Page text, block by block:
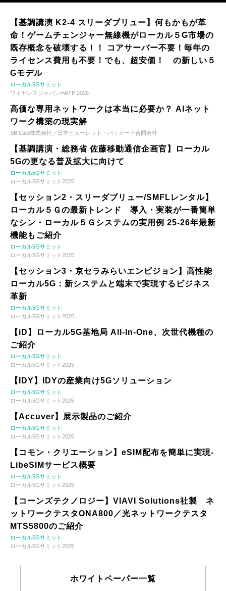
【基調講演 K2-4 スリーダブリュー】何もかもが革
命！ゲームチェンジャー無線機がローカル５G市場の
既存概念を破壊する！！ コアサーバー不要！毎年の
ライセンス費用も不要！でも、超安価！ の新しい５
Gモデル
ローカル5Gサミット
ワイヤレスジャパン×WTP 2026
高価な専用ネットワークは本当に必要か？ AIネット
ワーク構築の現実解
SB C&S株式会社／日本ヒューレット・パッカード合同会社
【基調講演・総務省 佐藤移動通信企画官】ローカル
5Gの更なる普及拡大に向けて
ローカル5Gサミット
ローカル5Gサミット2025
【セッション2・スリーダブリュー/SMFLレンタル】
ローカル５Ｇの最新トレンド 導入・実装が一番簡単
なシン・ローカル５Ｇシステムの実用例 25-26年最新
機能もご紹介
ローカル5Gサミット
ローカル5Gサミット2025
【セッション3・京セラみらいエンビジョン】高性能
ローカル5G：新システムと端末で実現するビジネス
革新
ローカル5Gサミット
ローカル5Gサミット2025
【iD】ローカル5G基地局 All-In-One、次世代機種の
ご紹介
ローカル5Gサミット
ローカル5Gサミット2025
【IDY】IDYの産業向け5Gソリューション
ローカル5Gサミット
ローカル5Gサミット2025
【Accuver】展示製品のご紹介
ローカル5Gサミット
ローカル5Gサミット2025
【コモン・クリエーション】eSIM配布を簡単に実現-
LibeSIMサービス概要
ローカル5Gサミット
ローカル5Gサミット2025
【コーンズテクノロジー】VIAVI Solutions社製 ネ
ットワークテスタONA800／光ネットワークテスタ
MTS5800のご紹介
ローカル5Gサミット
ローカル5Gサミット2025
ホワイトペーパー一覧